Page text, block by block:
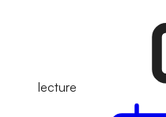
lecture